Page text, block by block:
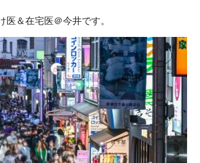
＆在宅医＠今井です。